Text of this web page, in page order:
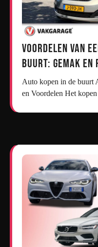
Voordelen van
Buurt: Gemak
Auto kopen in de buurt Auto kopen in de buurt: Gemak
en Voordelen Het